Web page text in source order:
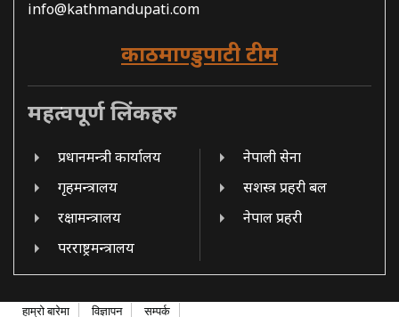
info@kathmandupati.com
काठमाण्डुपाटी टीम
महत्वपूर्ण लिंकहरु
प्रधानमन्त्री कार्यालय
गृहमन्त्रालय
रक्षामन्त्रालय
परराष्ट्रमन्त्रालय
नेपाली सेना
सशस्त्र प्रहरी बल
नेपाल प्रहरी
हाम्रो बारेमा विज्ञापन सम्पर्क